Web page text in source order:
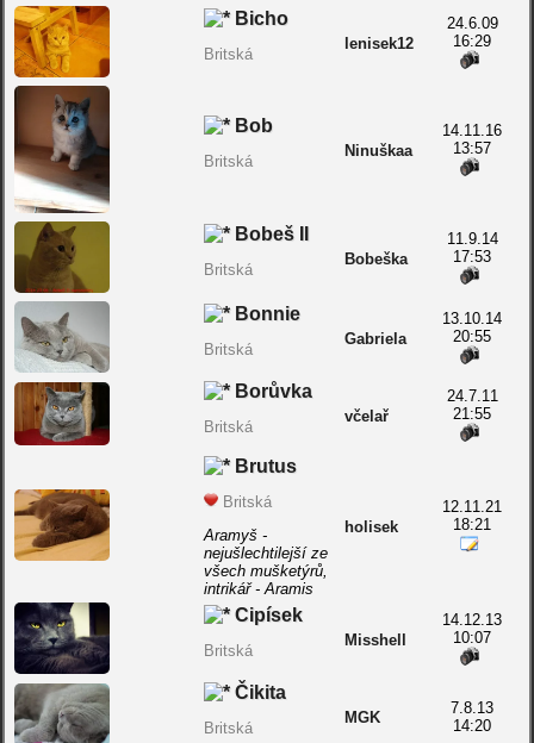
Bicho
Britská
lenisek12
24.6.09
16:29
Bob
Britská
Ninuškaa
14.11.16
13:57
Bobeš II
Britská
Bobeška
11.9.14
17:53
Bonnie
Britská
Gabriela
13.10.14
20:55
Borůvka
Britská
včelař
24.7.11
21:55
Brutus
Britská
Aramyš -
nejušlechtilejší ze
všech mušketýrů,
intrikář - Aramis
holisek
12.11.21
18:21
Cipísek
Britská
Misshell
14.12.13
10:07
Čikita
Britská
MGK
7.8.13
14:20